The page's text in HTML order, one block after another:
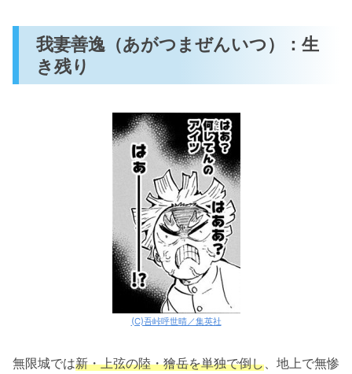
我妻善逸（あがつまぜんいつ）：生
き残り
(C)吾峠呼世晴／集英社
無限城では新・上弦の陸・獪岳を単独で倒し 、地上で無惨